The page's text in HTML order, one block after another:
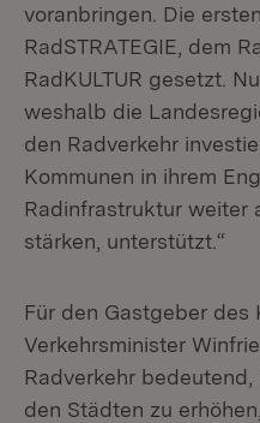
voranbringen. Die
RadSTRATEGIE, dem
RadKULTUR gesetzt.
weshalb die
den Radverkehr
Kommunen in ihrem
Radinfrastruktur weiter
stärken, unterstützt.“
Für den Gastgeber des
Verkehrsminister
Radverkehr
den Städten zu